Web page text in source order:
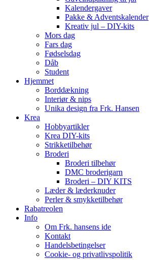
Kalendergaver
Pakke & Adventskalender
Kreativ jul – DIY-kits
Mors dag
Fars dag
Fødselsdag
Dåb
Student
Hjemmet
Borddækning
Interiør & nips
Unika design fra Frk. Hansen
Krea
Hobbyartikler
Krea DIY-kits
Strikketilbehør
Broderi
Broderi tilbehør
DMC broderigarn
Broderi – DIY KITS
Læder & læderknuder
Perler & smykketilbehør
Rabatreolen
Info
Om Frk. hansens ide
Kontakt
Handelsbetingelser
Cookie- og privatlivspolitik